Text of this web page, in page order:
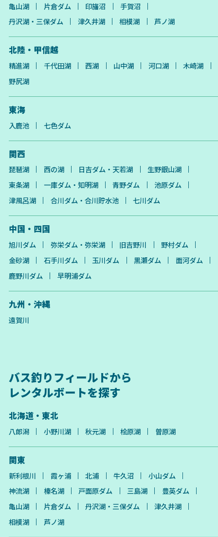
亀山湖
片倉ダム 印旛沼
手賀沼
丹沢湖・三保ダム
津久井湖 相模湖 芦ノ湖
北陸・甲信越
精進湖 千代田湖 西湖 山中湖 河口湖
木崎湖
野尻湖
東海
入鹿池 七色ダム
関西
琵琶湖 西の湖 日吉ダム・天若湖
生野銀山湖
東条湖
一庫ダム・知明湖 青野ダム
池原ダム
津風呂湖
合川ダム・合川貯水池 七川ダム
中国・四国
旭川ダム 弥栄ダム・弥栄湖 旧吉野川
野村ダム
金砂湖
石手川ダム 玉川ダム 黒瀬ダム
面河ダム
鹿野川ダム
早明浦ダム
九州・沖縄
遠賀川
バス釣りフィールドから
レンタルボートを探す
北海道・東北
八郎潟 小野川湖 秋元湖 桧原湖 曽原湖
関東
新利根川 霞ヶ浦 北浦 牛久沼
小山ダム
神流湖
榛名湖 戸面原ダム 三島湖
豊英ダム
亀山湖
片倉ダム 丹沢湖・三保ダム
津久井湖
相模湖
芦ノ湖